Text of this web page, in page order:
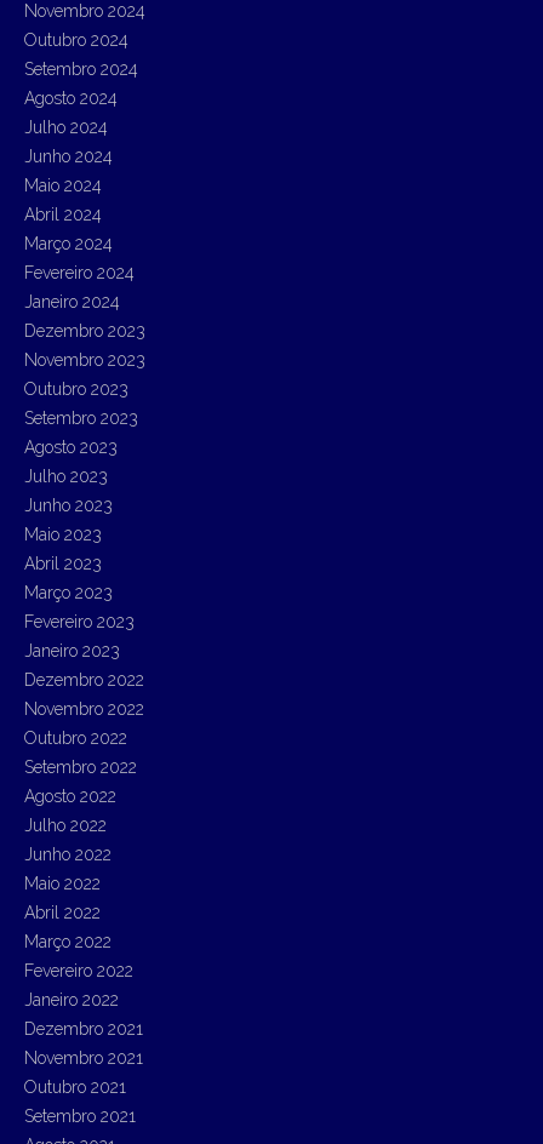
Novembro 2024
Outubro 2024
Setembro 2024
Agosto 2024
Julho 2024
Junho 2024
Maio 2024
Abril 2024
Março 2024
Fevereiro 2024
Janeiro 2024
Dezembro 2023
Novembro 2023
Outubro 2023
Setembro 2023
Agosto 2023
Julho 2023
Junho 2023
Maio 2023
Abril 2023
Março 2023
Fevereiro 2023
Janeiro 2023
Dezembro 2022
Novembro 2022
Outubro 2022
Setembro 2022
Agosto 2022
Julho 2022
Junho 2022
Maio 2022
Abril 2022
Março 2022
Fevereiro 2022
Janeiro 2022
Dezembro 2021
Novembro 2021
Outubro 2021
Setembro 2021